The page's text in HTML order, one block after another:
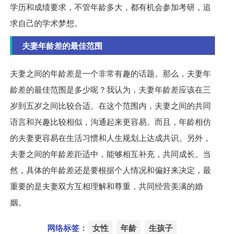
学历和成绩要求，不管年龄多大，都有机会参加考研，追
求自己的学术梦想。
夫妻年龄差的最佳范围
夫妻之间的年龄差是一个非常有趣的话题。那么，夫妻年
龄差的最佳范围是多少呢？我认为，夫妻年龄差应该在三
岁到五岁之间比较合适。在这个范围内，夫妻之间的共同
语言和兴趣比较相似，沟通起来更容易。而且，年龄相仿
的夫妻更容易在生活习惯和人生规划上达成共识。另外，
夫妻之间的年龄差距适中，能够相互补充，共同成长。当
然，具体的年龄差还是要根据个人情况和偏好来决定，最
重要的是夫妻双方互相理解和尊重，共同经营美满的婚
姻。
网络标签： 女性 年龄 生孩子